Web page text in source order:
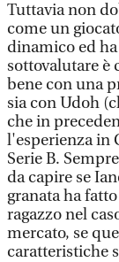
Tuttavia non
come un
dinamico ed
sottovalutare è
bene con una
sia con Udoh
che in
l'esperienza in
Serie B.
da capire se
granata ha
ragazzo nel
mercato, se
caratteristiche